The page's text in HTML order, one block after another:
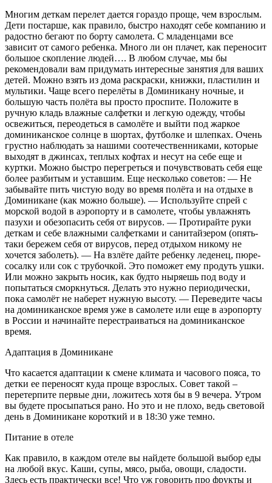
Многим деткам перелет дается гораздо проще, чем взрослым.
Дети постарше, как правило, быстро находят себе компанию и
радостно бегают по борту самолета. С младенцами все
зависит от самого ребенка. Много ли он плачет, как переносит
большое скопление людей…. В любом случае, мы бы
рекомендовали вам придумать интересные занятия для ваших
детей. Можно взять из дома раскраски, книжки, пластилин и
мультики. Чаще всего перелёты в Доминикану ночные, и
большую часть полёта вы просто проспите. Положите в
ручную кладь влажные салфетки и легкую одежду, чтобы
освежиться, переодеться в самолёте и выйти под жаркое
доминиканское солнце в шортах, футболке и шлепках. Очень
грустно наблюдать за нашими соотечественниками, которые
выходят в джинсах, теплых кофтах и несут на себе еще и
куртки. Можно быстро перегреться и почувствовать себя еще
более разбитым и уставшим. Еще несколько советов: — Не
забывайте пить чистую воду во время полёта и на отдыхе в
Доминикане (как можно больше). — Используйте спрей с
морской водой в аэропорту и в самолете, чтобы увлажнять
пазухи и обезопасить себя от вирусов. — Протирайте руки
деткам и себе влажными салфетками и санитайзером (опять-
таки бережем себя от вирусов, перед отдыхом никому не
хочется заболеть). — На взлёте дайте ребенку леденец, пюре-
сосалку или сок с трубочкой. Это поможет ему продуть ушки.
Или можно закрыть носик, как будто ныряешь под воду и
попытаться сморкнуться. Делать это нужно периодически,
пока самолёт не наберет нужную высоту. — Переведите часы
на доминиканское время уже в самолете или еще в аэропорту
в России и начинайте перестраиваться на доминиканское
время.
Адаптация в Доминикане
Что касается адаптации к смене климата и часового пояса, то
детки ее переносят куда проще взрослых. Совет такой –
перетерпите первые дни, ложитесь хотя бы в 9 вечера. Утром
вы будете просыпаться рано. Но это и не плохо, ведь световой
день в Доминикане короткий и в 18:30 уже темно.
Питание в отеле
Как правило, в каждом отеле вы найдете большой выбор еды
на любой вкус. Каши, супы, мясо, рыба, овощи, сладости.
Здесь есть практически все! Что уж говорить про фрукты и